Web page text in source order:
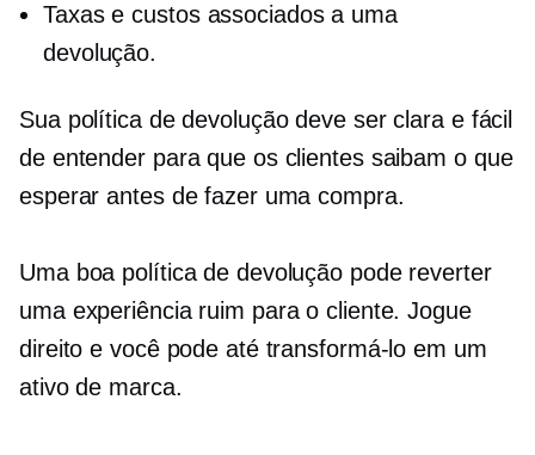
Taxas e custos associados a uma
devolução.
Sua política de devolução deve ser clara e fácil
de entender para que os clientes saibam o que
esperar antes de fazer uma compra.
Uma boa política de devolução pode reverter
uma experiência ruim para o cliente. Jogue
direito e você pode até transformá-lo em um
ativo de marca.